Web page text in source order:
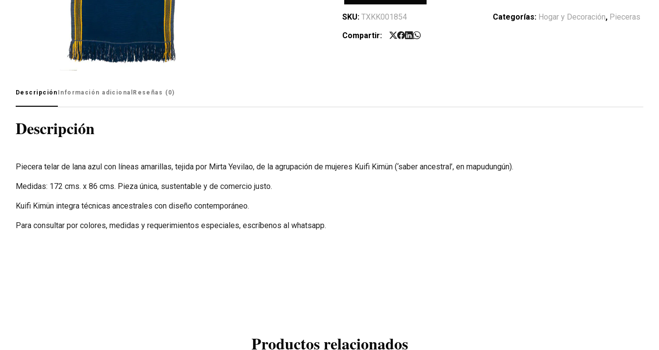
SKU: TXKK001854 Categorías: Hogar y Decoración, Pieceras
Compartir:
Descripción Información adicional Reseñas (0)
Descripción
Piecera telar de lana azul con líneas amarillas, tejida por Mirta Yevilao, de la agrupación de mujeres Kuifi Kimün (‘saber ancestral’, en mapudungún).
Medidas: 172 cms. x 86 cms. Pieza única, sustentable y de comercio justo.
Kuifi Kimün integra técnicas ancestrales con diseño contemporáneo.
Para consultar por colores, medidas y requerimientos especiales, escríbenos al whatsapp.
Productos relacionados